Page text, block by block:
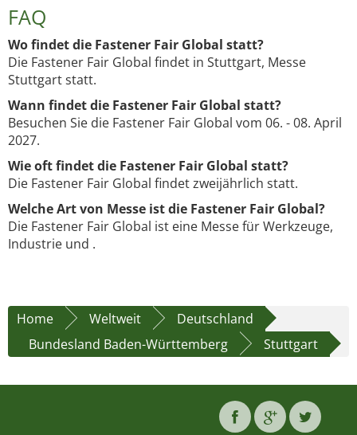
FAQ
Wo findet die Fastener Fair Global statt?
Die Fastener Fair Global findet in Stuttgart, Messe
Stuttgart statt.
Wann findet die Fastener Fair Global statt?
Besuchen Sie die Fastener Fair Global vom 06. - 08. April
2027.
Wie oft findet die Fastener Fair Global statt?
Die Fastener Fair Global findet zweijährlich statt.
Welche Art von Messe ist die Fastener Fair Global?
Die Fastener Fair Global ist eine Messe für Werkzeuge,
Industrie und .
Home Weltweit
Deutschland
Bundesland Baden-Württemberg
Stuttgart